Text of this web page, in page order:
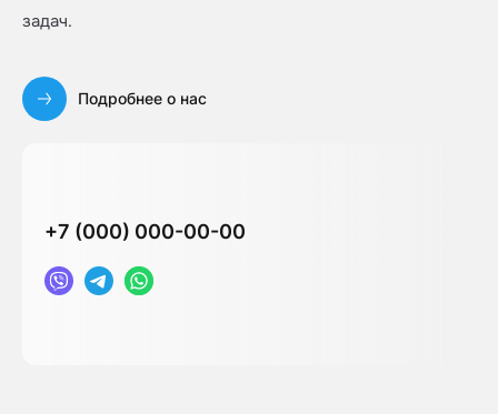
задач.
Подробнее о нас
+7 (000) 000-00-00